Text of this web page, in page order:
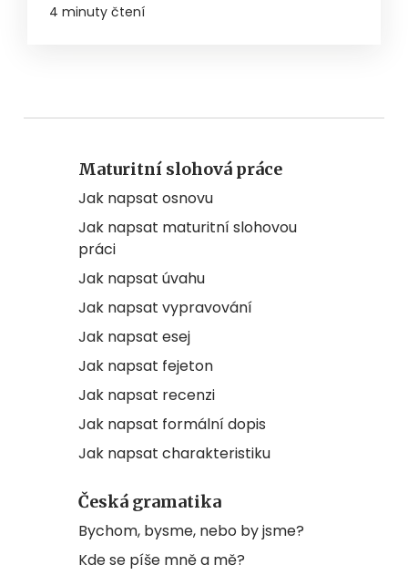
4 minuty čtení
Maturitní slohová práce
Jak napsat osnovu
Jak napsat maturitní slohovou
práci
Jak napsat úvahu
Jak napsat vypravování
Jak napsat esej
Jak napsat fejeton
Jak napsat recenzi
Jak napsat formální dopis
Jak napsat charakteristiku
Česká gramatika
Bychom, bysme, nebo by jsme?
Kde se píše mně a mě?